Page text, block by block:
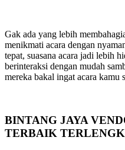
Gak ada yang lebih
menikmati acara dengan
tepat, suasana acara jadi lebih
berinteraksi dengan mudah
mereka bakal ingat acara kamu
BINTANG JAYA
TERBAIK